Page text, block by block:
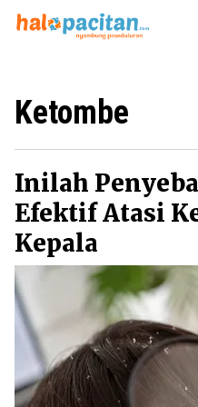
Home
Ketombe
Inilah
Efektif Atasi
Kepala